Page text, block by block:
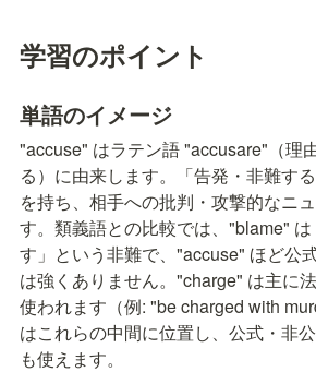
学習のポイント
単語のイメージ
"accuse" はラテン語 "accusare"（理
る）に由来します。「告発・非難す
を持ち、相手への批判・攻撃的なニ
す。類義語との比較では、"blame"
す」という非難で、"accuse" ほど公
は強くありません。"charge" は主に
使われます（例: "be charged with
はこれらの中間に位置し、公式・非
も使えます。